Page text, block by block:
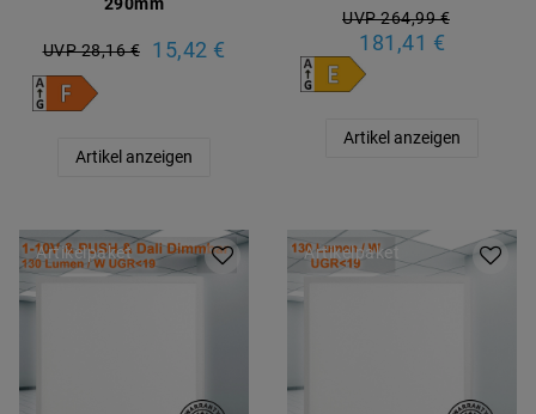
290mm
UVP 28,16 € 15,42 €
Artikel anzeigen
UVP 264,99 €
181,41 €
Artikel anzeigen
Artikelpaket Artikelpaket